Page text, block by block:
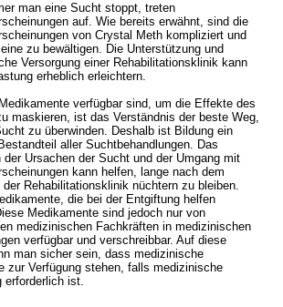
man eine Sucht stoppt, treten
auf. Wie bereits erwähnt, sind die
von Crystal Meth kompliziert und
zu bewältigen. Die Unterstützung und
Versorgung einer Rehabilitationsklinik kann
erheblich erleichtern.
verfügbar sind, um die Effekte des
maskieren, ist das Verständnis der beste Weg,
zu überwinden. Deshalb ist Bildung ein
aller Suchtbehandlungen. Das
der Ursachen der Sucht und der Umgang mit
kann helfen, lange nach dem
der Rehabilitationsklinik nüchtern zu bleiben.
die bei der Entgiftung helfen
Medikamente sind jedoch nur von
medizinischen Fachkräften in medizinischen
verfügbar und verschreibbar. Auf diese
man sicher sein, dass medizinische
zur Verfügung stehen, falls medizinische
erforderlich ist.